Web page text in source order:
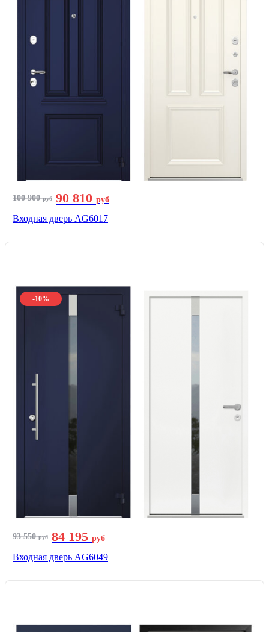
100 900руб 90 810 руб
Входная дверь AG6017
-10%
93 550руб 84 195 руб
Входная дверь AG6049